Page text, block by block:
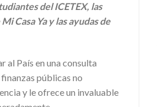
del ICETEX, las
Casa Ya y las ayudas de
al País en una consulta
públicas no
y le ofrece un invaluable